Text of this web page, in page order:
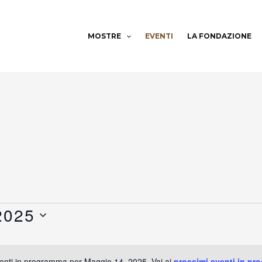
MOSTRE EVENTI LA FONDAZIONE